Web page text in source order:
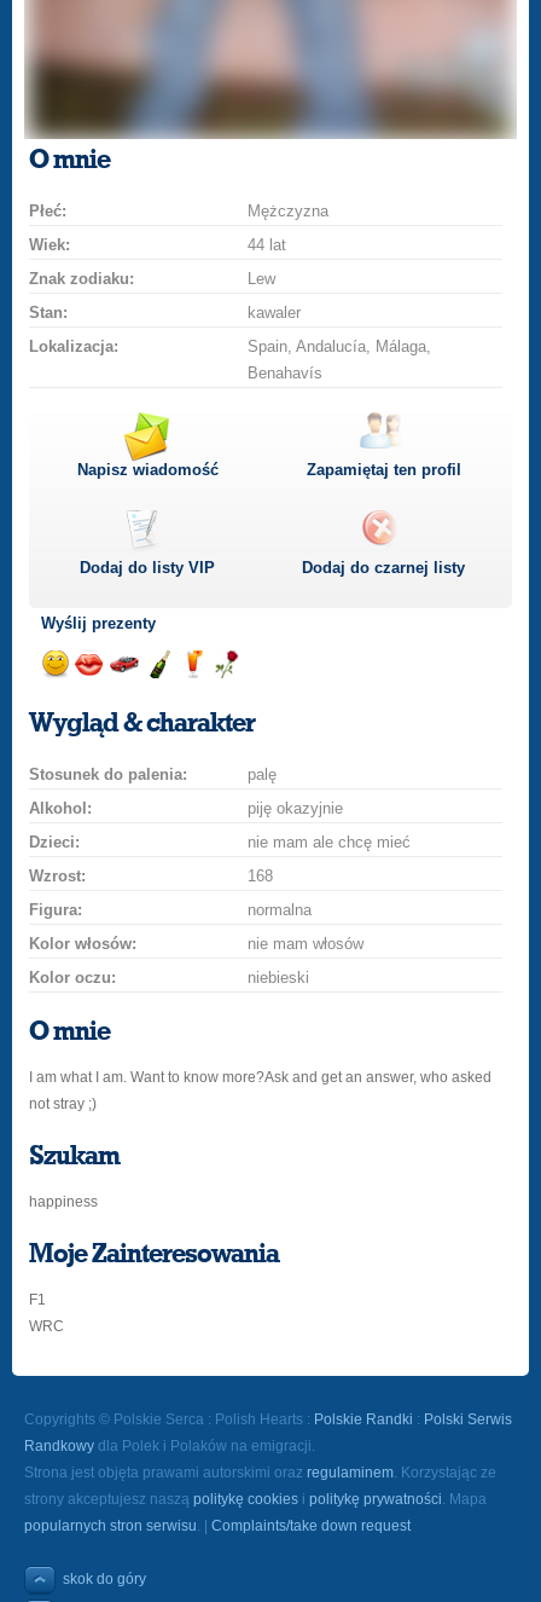
O mnie
Płeć:
Mężczyzna
Wiek:
44 lat
Znak zodiaku:
Lew
Stan:
kawaler
Lokalizacja:
Spain, Andalucía, Málaga,
Benahavís
Napisz wiadomość Zapamiętaj ten profil
Dodaj do listyVIP Dodaj do czarnej listy
Wyślij prezenty
uśmiech
buziakasamochodem
szampana
drinka
różę
Wygląd & charakter
Stosunek do palenia:
palę
Alkohol:
piję okazyjnie
Dzieci:
nie mam ale chcę mieć
Wzrost:
168
Figura:
normalna
Kolor włosów:
nie mam włosów
Kolor oczu:
niebieski
O mnie
I am what I am. Want to know more?Ask and get an answer, who asked
not stray ;)
Szukam
happiness
Moje Zainteresowania
F1
WRC
Copyrights © Polskie Serca : Polish Hearts : Polskie Randki : Polski Serwis
Randkowy dla Polek i Polaków na emigracji.
Strona jest objęta prawami autorskimi oraz regulaminem. Korzystając ze
strony akceptujesz naszą politykę cookies i politykę prywatności. Mapa
popularnych stron serwisu. | Complaints/take down request
skok do góry